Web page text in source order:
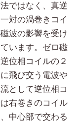
ではなく、真逆
対の渦巻きコイ
波の影響を受け
います。ゼロ磁
位相コイルの２
飛び交う電波や
として逆位相コ
右巻きのコイル
中心部で交わる